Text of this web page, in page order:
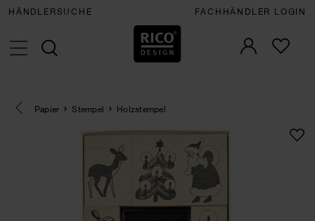
HÄNDLERSUCHE FACHHÄNDLER LOGIN
Eine Kategorie zurück navigieren
Papier Stempel Holzstempel